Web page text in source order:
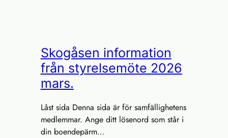
Skogåsen information
från styrelsemöte 2026
mars.
Låst sida Denna sida är för samfällighetens
medlemmar. Ange ditt lösenord som står i
din boendepärm…